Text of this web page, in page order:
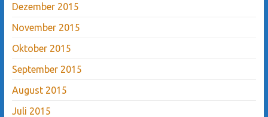
Dezember 2015
November 2015
Oktober 2015
September 2015
August 2015
Juli 2015